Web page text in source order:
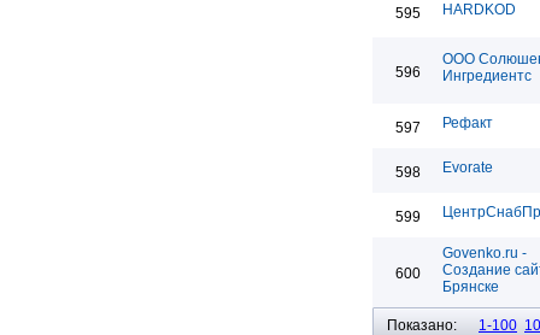
595 HARDKOD
596
ООО
Ингредиентс
597 Рефакт
598 Evorate
599
600
Govenko.ru -
Создание
Брянске
Показано: 1-100